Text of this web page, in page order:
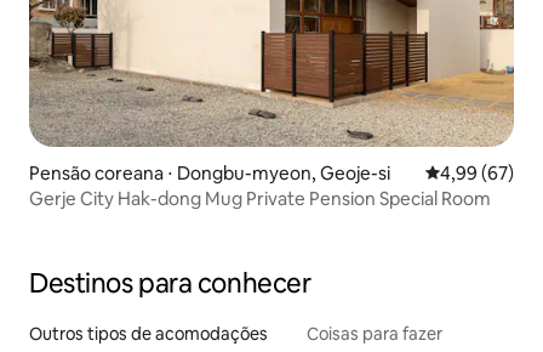
Pensão coreana ⋅ Dongbu-myeon, Geoje-si 4,99 de uma
4,99 (67)
Gerje City Hak-dong Mug Private Pension Special Room
Destinos para conhecer
Outros tipos de acomodações Coisas para fazer